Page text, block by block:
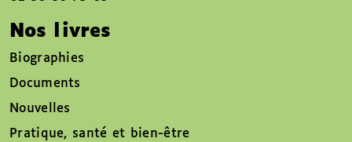
Nos livres
Biographies
Documents
Nouvelles
Pratique, santé et bien-être